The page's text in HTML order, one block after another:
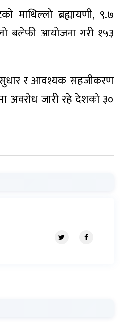
माथिल्लो ब्रह्मायणी, ९.७
बलेफी आयोजना गरी १५३
सुधार र आवश्यक सहजीकरण
अवरोध जारी रहे देशको ३०